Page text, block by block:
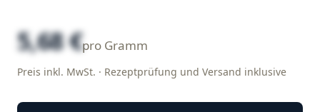
5,68 €pro Gramm
Preis inkl. MwSt. · Rezeptprüfung und Versand inklusive